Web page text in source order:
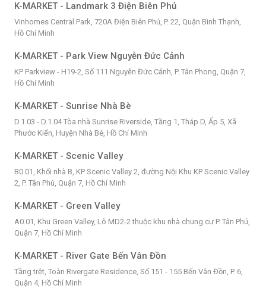
K-MARKET - Landmark 3 Điện Biên Phủ
Vinhomes Central Park, 720A Điện Biên Phủ, P. 22, Quận Bình Thạnh,
Hồ Chí Minh
K-MARKET - Park View Nguyễn Đức Cảnh
KP Parkview - H19-2, Số 111 Nguyễn Đức Cảnh, P. Tân Phong, Quận 7,
Hồ Chí Minh
K-MARKET - Sunrise Nhà Bè
D.1.03 - D.1.04 Tòa nhà Sunrise Riverside, Tầng 1, Tháp D, Ấp 5, Xã
Phước Kiển, Huyện Nhà Bè, Hồ Chí Minh
K-MARKET - Scenic Valley
B0.01, Khối nhà B, KP Scenic Valley 2, đường Nội Khu KP Scenic Valley
2, P. Tân Phú, Quận 7, Hồ Chí Minh
K-MARKET - Green Valley
A0.01, Khu Green Valley, Lô MD2-2 thuộc khu nhà chung cư P. Tân Phú,
Quận 7, Hồ Chí Minh
K-MARKET - River Gate Bến Vân Đồn
Tầng trệt, Toàn Rivergate Residence, Số 151 - 155 Bến Vân Đồn, P. 6,
Quận 4, Hồ Chí Minh